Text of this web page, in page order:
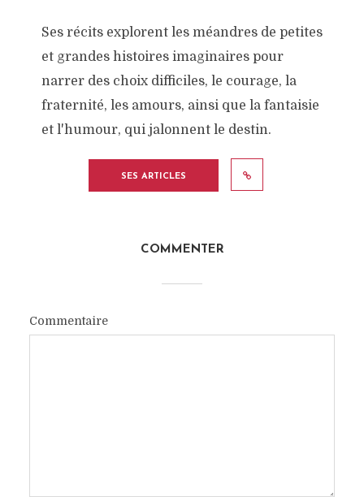
Ses récits explorent les méandres de petites
et grandes histoires imaginaires pour
narrer des choix difficiles, le courage, la
fraternité, les amours, ainsi que la fantaisie
et l'humour, qui jalonnent le destin.
SES ARTICLES
COMMENTER
Commentaire